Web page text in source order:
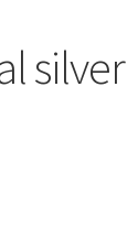
silver